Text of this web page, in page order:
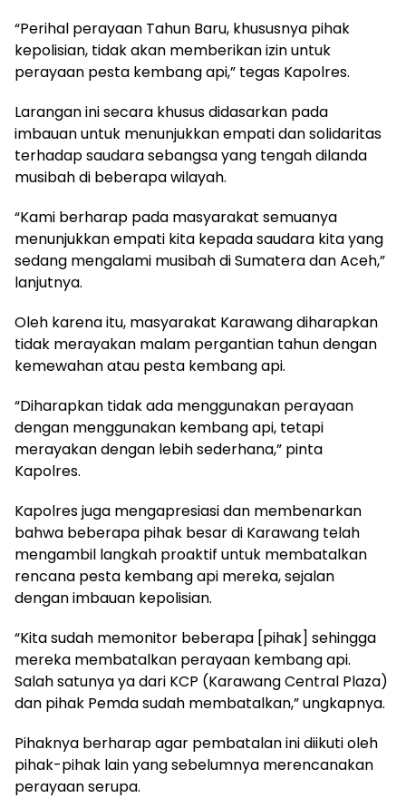
“Perihal perayaan Tahun Baru, khususnya pihak
kepolisian, tidak akan memberikan izin untuk
perayaan pesta kembang api,” tegas Kapolres.
Larangan ini secara khusus didasarkan pada
imbauan untuk menunjukkan empati dan solidaritas
terhadap saudara sebangsa yang tengah dilanda
musibah di beberapa wilayah.
“Kami berharap pada masyarakat semuanya
menunjukkan empati kita kepada saudara kita yang
sedang mengalami musibah di Sumatera dan Aceh,”
lanjutnya.
Oleh karena itu, masyarakat Karawang diharapkan
tidak merayakan malam pergantian tahun dengan
kemewahan atau pesta kembang api.
“Diharapkan tidak ada menggunakan perayaan
dengan menggunakan kembang api, tetapi
merayakan dengan lebih sederhana,” pinta
Kapolres.
Kapolres juga mengapresiasi dan membenarkan
bahwa beberapa pihak besar di Karawang telah
mengambil langkah proaktif untuk membatalkan
rencana pesta kembang api mereka, sejalan
dengan imbauan kepolisian.
“Kita sudah memonitor beberapa [pihak] sehingga
mereka membatalkan perayaan kembang api.
Salah satunya ya dari KCP (Karawang Central Plaza)
dan pihak Pemda sudah membatalkan,” ungkapnya.
Pihaknya berharap agar pembatalan ini diikuti oleh
pihak-pihak lain yang sebelumnya merencanakan
perayaan serupa.